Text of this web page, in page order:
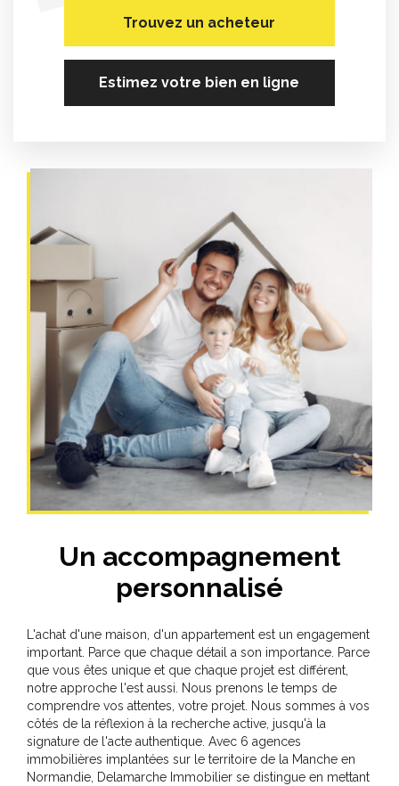
Trouvez un acheteur
Estimez votre bien en ligne
Un accompagnement
personnalisé
L'achat d'une maison, d'un appartement est un engagement
important. Parce que chaque détail a son importance. Parce
que vous êtes unique et que chaque projet est différent,
notre approche l'est aussi. Nous prenons le temps de
comprendre vos attentes, votre projet. Nous sommes à vos
côtés de la réflexion à la recherche active, jusqu'à la
signature de l'acte authentique. Avec 6 agences
immobilières implantées sur le territoire de la Manche en
Normandie, Delamarche Immobilier se distingue en mettant